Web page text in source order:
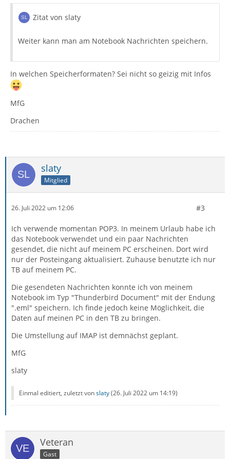
Zitat von slaty
Weiter kann man am Notebook Nachrichten speichern.
In welchen Speicherformaten? Sei nicht so geizig mit Infos
MfG
Drachen
slaty
Mitglied
26. Juli 2022 um 12:06 #3
Ich verwende momentan POP3. In meinem Urlaub habe ich
das Notebook verwendet und ein paar Nachrichten
gesendet, die nicht auf meinem PC erscheinen. Dort wird
nur der Posteingang aktualisiert. Zuhause benutzte ich nur
TB auf meinem PC.
Die gesendeten Nachrichten konnte ich von meinem
Notebook im Typ "Thunderbird Document" mit der Endung
".eml" speichern. Ich finde jedoch keine Möglichkeit, die
Daten auf meinen PC in den TB zu bringen.
Die Umstellung auf IMAP ist demnächst geplant.
MfG
slaty
Einmal editiert, zuletzt vonslaty(26. Juli 2022 um 14:19)
Veteran
Gast